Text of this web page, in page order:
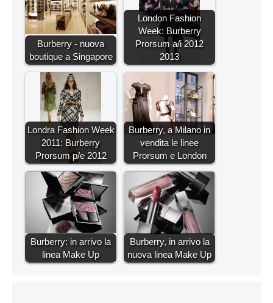
Burberry - nuova
boutique a Singapore
London Fashion
Week: Burberry
Prorsum a/i 2012
2013
Londra Fashion Week
2011: Burberry
Prorsum p/e 2012
Burberry, a Milano in
vendita le linee
Prorsum e London
Burberry: in arrivo la
linea Make Up
Burberry, in arrivo la
nuova linea Make Up